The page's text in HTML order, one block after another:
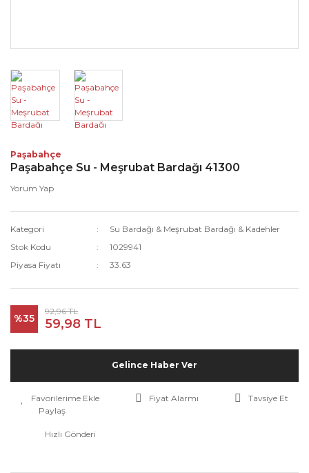
Paşabahçe
Paşabahçe Su - Meşrubat Bardağı 41300
Yorum Yap
Kategori
Su Bardağı & Meşrubat Bardağı & Kadehler
Stok Kodu
1029941
Piyasa Fiyatı
33.63
%35
92,96 TL
59,98 TL
Gelince Haber Ver
Fiyat Alarmı
Tavsiye Et
Paylaş
Hızlı Gönderi